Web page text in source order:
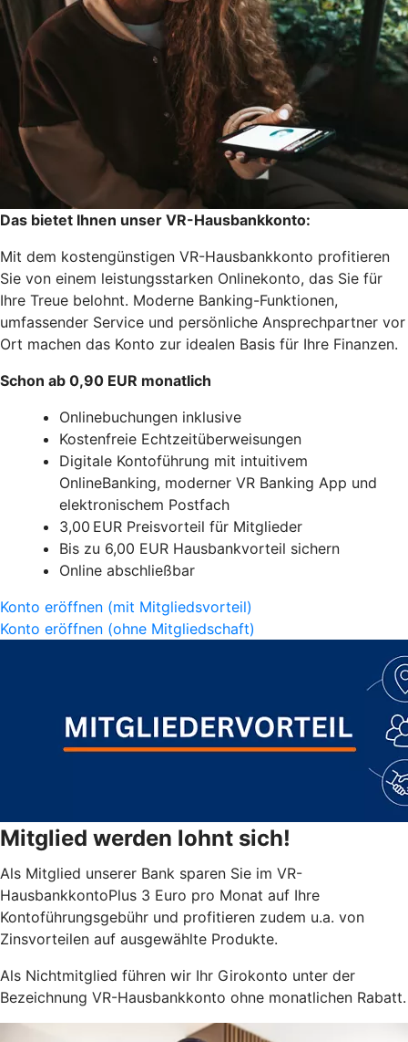
Das bietet Ihnen unser VR-Hausbankkonto:
Mit dem kostengünstigen VR-Hausbankkonto profitieren
Sie von einem leistungsstarken Onlinekonto, das Sie für
Ihre Treue belohnt. Moderne Banking-Funktionen,
umfassender Service und persönliche Ansprechpartner vor
Ort machen das Konto zur idealen Basis für Ihre Finanzen.
Schon ab 0,90 EUR monatlich
Onlinebuchungen inklusive
Kostenfreie Echtzeitüberweisungen
Digitale Kontoführung mit intuitivem
OnlineBanking, moderner VR Banking App und
elektronischem Postfach
3,00 EUR Preisvorteil für Mitglieder
Bis zu 6,00 EUR Hausbankvorteil sichern
Online abschließbar
Konto eröffnen (mit Mitgliedsvorteil)
Konto eröffnen (ohne Mitgliedschaft)
Mitglied werden lohnt sich!
Als Mitglied unserer Bank sparen Sie im VR-
HausbankkontoPlus 3 Euro pro Monat auf Ihre
Kontoführungsgebühr und profitieren zudem u.a. von
Zinsvorteilen auf ausgewählte Produkte.
Als Nichtmitglied führen wir Ihr Girokonto unter der
Bezeichnung VR-Hausbankkonto ohne monatlichen Rabatt.